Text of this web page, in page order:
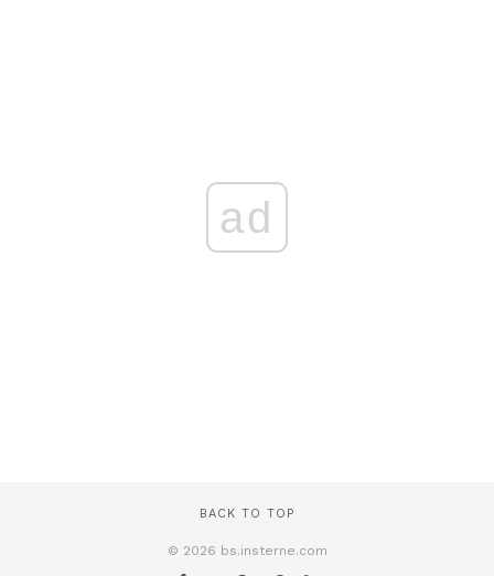
ad
BACK TO TOP
© 2026 bs.insterne.com